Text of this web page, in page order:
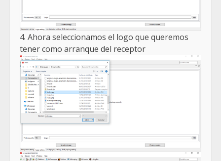
4. Ahora seleccionamos el logo que queremos
tener como arranque del receptor